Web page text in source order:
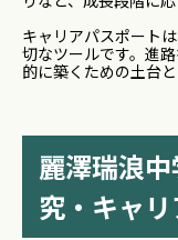
キャリアパスポート
切なツールです。進
的に築くための土台と
麗澤瑞浪
究・キャリ